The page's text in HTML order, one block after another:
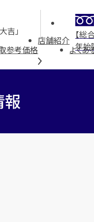
吉」
【総
年始
参考価格
店舗紹介
よくあ